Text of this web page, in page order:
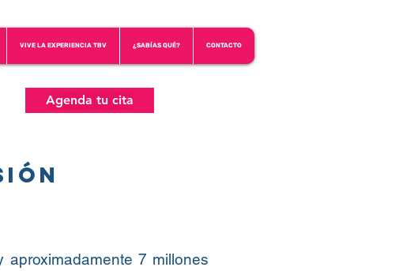
VIVE LA EXPERIENCIA TBV ¿SABÍAS QUÉ? CONTACTO
Agenda tu cita
7 millones